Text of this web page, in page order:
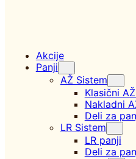
Akcije
Panji
AŽ Sistem
Klasični
Nakladni
Deli za
LR Sistem
LR panji
Deli za